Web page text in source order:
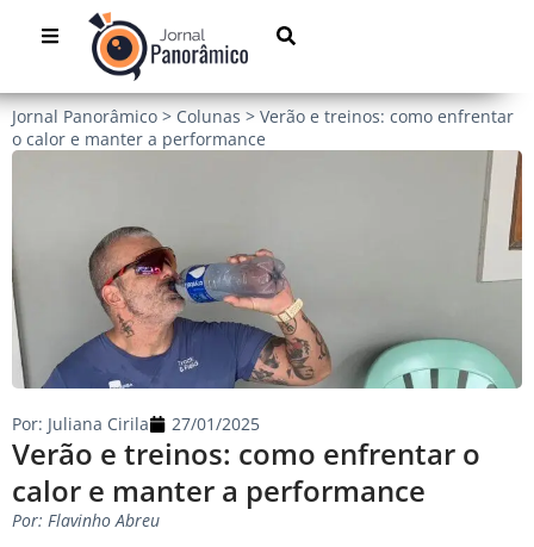
Jornal Panorâmico > Colunas > Verão e treinos: como enfrentar
o calor e manter a performance
Verão e treinos: como enfrentar o
calor e manter a performance
Por: Juliana Cirila 27/01/2025
Por: Flavinho Abreu